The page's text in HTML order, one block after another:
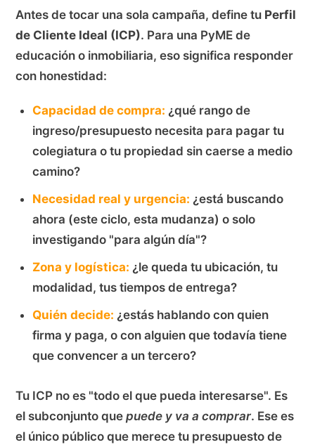
Antes de tocar una sola campaña, define tu Perfil
de Cliente Ideal (ICP). Para una PyME de
educación o inmobiliaria, eso significa responder
con honestidad:
Capacidad de compra: ¿qué rango de
ingreso/presupuesto necesita para pagar tu
colegiatura o tu propiedad sin caerse a medio
camino?
Necesidad real y urgencia: ¿está buscando
ahora (este ciclo, esta mudanza) o solo
investigando "para algún día"?
Zona y logística: ¿le queda tu ubicación, tu
modalidad, tus tiempos de entrega?
Quién decide: ¿estás hablando con quien
firma y paga, o con alguien que todavía tiene
que convencer a un tercero?
Tu ICP no es "todo el que pueda interesarse". Es
el subconjunto que puede y va a comprar. Ese es
el único público que merece tu presupuesto de